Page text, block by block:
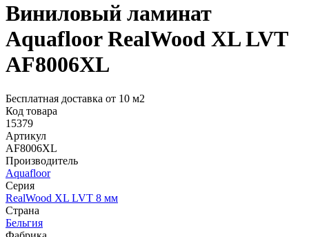
Виниловый ламинат
Aquafloor RealWood XL LVT
AF8006XL
Бесплатная доставка от 10 м2
Код товара
15379
Артикул
AF8006XL
Производитель
Aquafloor
Серия
RealWood XL LVT 8 мм
Страна
Бельгия